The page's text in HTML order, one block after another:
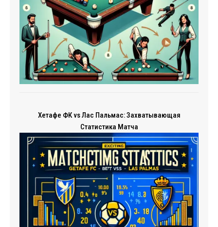
Хетафе ФК vs Лас Пальмас: Захватывающая
Статистика Матча